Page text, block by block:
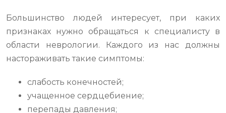
Большинство людей интересует, при каких
признаках нужно обращаться к специалисту в
области неврологии. Каждого из нас должны
настораживать такие симптомы:
слабость конечностей;
учащенное сердцебиение;
перепады давления;